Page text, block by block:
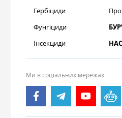
Гербіциди
Фунгіциди
Інсекциди
Ми в соціальних мережах